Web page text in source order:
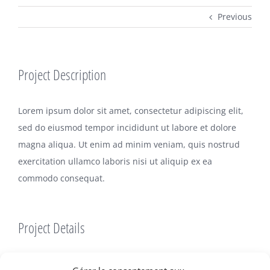
Previous
Project Description
Lorem ipsum dolor sit amet, consectetur adipiscing elit,
sed do eiusmod tempor incididunt ut labore et dolore
magna aliqua. Ut enim ad minim veniam, quis nostrud
exercitation ullamco laboris nisi ut aliquip ex ea
commodo consequat.
Project Details